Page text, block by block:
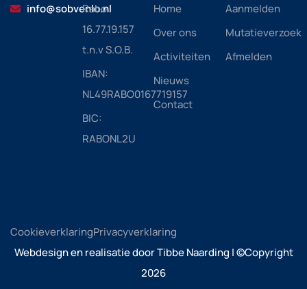
info@sobvenlo.nl
Rabo
16.77.19.157
t.n.v S.O.B.
IBAN:
NL49RABO0167719157
BIC:
RABONL2U
Home
Over ons
Activiteiten
Nieuws
Contact
Aanmelden
Mutatieverzoek
Afmelden
Webdesign en realisatie door Tibbe Naarding | ©Copyright
2026
CookieverklaringPrivacyverklaring